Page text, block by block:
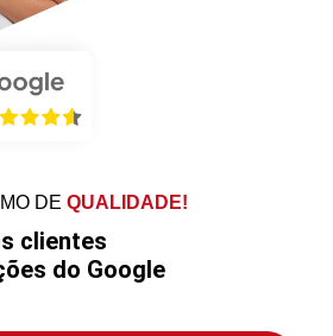
DEQUALIDADE!
clientes
do Google